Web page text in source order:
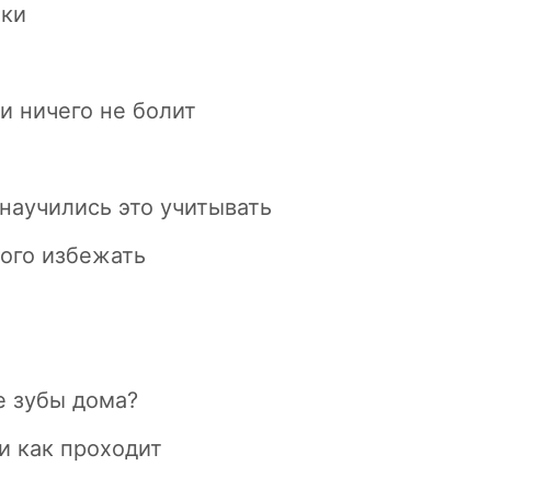
ничего не болит
это учитывать
избежать
зубы дома?
как проходит